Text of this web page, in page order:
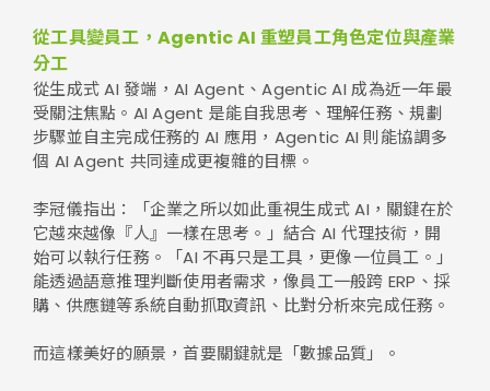
從工具變員工，Agentic AI 重塑員工角色定位與產業
分工
從生成式 AI 發端，AI Agent、Agentic AI 成為近一年最
受關注焦點。AI Agent 是能自我思考、理解任務、規劃
步驟並自主完成任務的 AI 應用，Agentic AI 則能協調多
個 AI Agent 共同達成更複雜的目標。
李冠儀指出：「企業之所以如此重視生成式 AI，關鍵在於
它越來越像『人』一樣在思考。」結合 AI 代理技術，開
始可以執行任務。「AI 不再只是工具，更像一位員工。」
能透過語意推理判斷使用者需求，像員工一般跨 ERP、採
購、供應鏈等系統自動抓取資訊、比對分析來完成任務。
而這樣美好的願景，首要關鍵就是「數據品質」。